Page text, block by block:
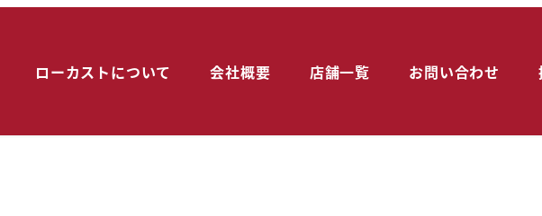
ローカストについて 会社概要 店舗一覧 お問い合わせ